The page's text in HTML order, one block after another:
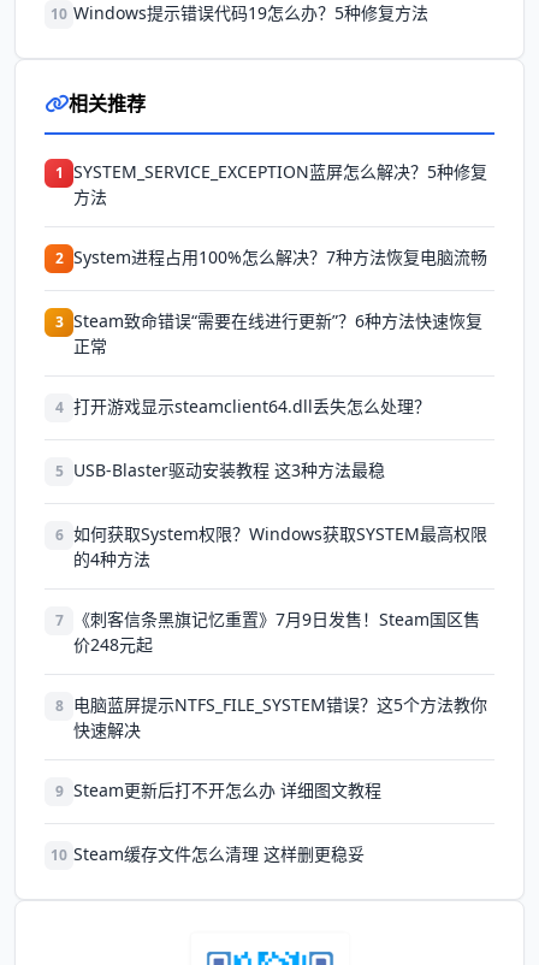
10 Windows提示错误代码19怎么办？5种修复方法
相关推荐
1 SYSTEM_SERVICE_EXCEPTION蓝屏怎么解决？5种修复
方法
2 System进程占用100%怎么解决？7种方法恢复电脑流畅
3 Steam致命错误“需要在线进行更新”？6种方法快速恢复
正常
4 打开游戏显示steamclient64.dll丢失怎么处理？
5 USB-Blaster驱动安装教程 这3种方法最稳
6 如何获取System权限？Windows获取SYSTEM最高权限
的4种方法
7
《刺客信条黑旗记忆重置》7月9日发售！Steam国区售
价248元起
8 电脑蓝屏提示NTFS_FILE_SYSTEM错误？这5个方法教你
快速解决
9 Steam更新后打不开怎么办 详细图文教程
10 Steam缓存文件怎么清理 这样删更稳妥